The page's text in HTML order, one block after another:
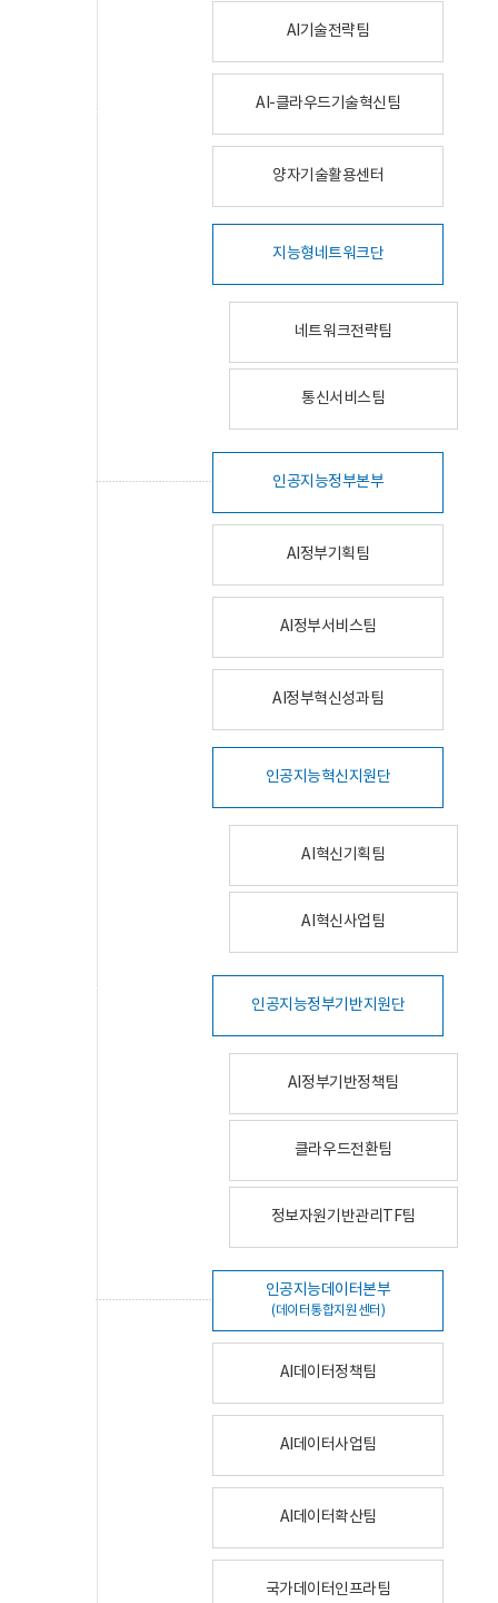
AI기술전략팀
AI-클라우드기술혁신팀
양자기술활용센터
지능형네트워크단
네트워크전략팀
통신서비스팀
인공지능정부본부
AI정부기획팀
AI정부서비스팀
AI정부혁신성과팀
인공지능혁신지원단
AI혁신기획팀
AI혁신사업팀
인공지능정부기반지원단
AI정부기반정책팀
클라우드전환팀
정보자원기반관리TF팀
인공지능데이터본부
(데이터통합지원센터)
AI데이터정책팀
AI데이터사업팀
AI데이터확산팀
국가데이터인프라팀